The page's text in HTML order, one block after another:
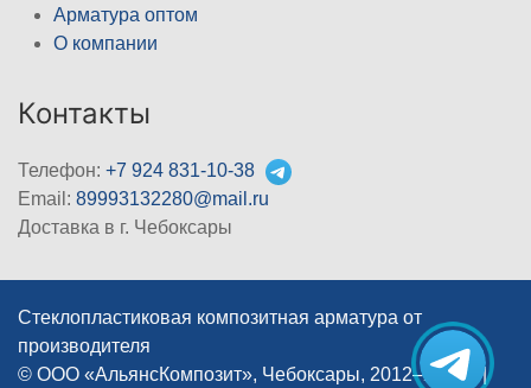
Арматура оптом
О компании
Контакты
Телефон: +7 924 831-10-38
Email: 89993132280@mail.ru
Доставка в г. Чебоксары
Стеклопластиковая композитная арматура от
производителя
© ООО «АльянсКомпозит», Чебоксары, 2012–2026
|